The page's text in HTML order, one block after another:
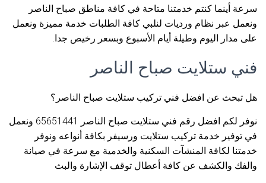
سرعة أينما كنتم خدمتنا متاحة في كافة مناطق صباح الناصر
ونعمل عبر نظام ورديات لنلبي كافة الطلبات خدمة مميزة ونعمل
على مدار اليوم وطيلة أيام الأسبوع وبسعر رخيص جدا.
فني ستلايت صباح الناصر
هل تبحث عن افضل فني تركيب ستلايت صباح الناصر؟
نوفر لكم افضل رقم فني ستلايت صباح الناصر 65651441 ونعمل
في توفير خدمة تركيب ستلايت ورسيفر بكافة أنواعه ونوفر
خدمتنا لكافة المنشآت السكنية والخدمية مع سرعة في صيانة
والفك والكشف عن كافة أعطال توقف الإشارة والبث